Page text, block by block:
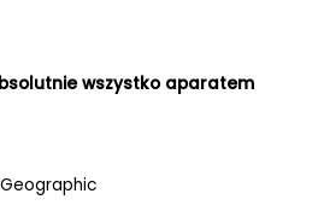
wszystko aparatem